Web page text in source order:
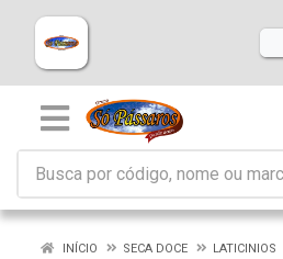
INÍCIO SECA DOCE
LATICINIOS